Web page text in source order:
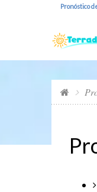
Pronóstico